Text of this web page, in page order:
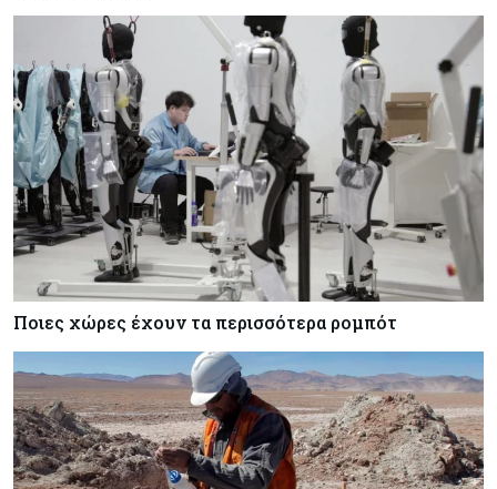
Ποιες χώρες έχουν τα περισσότερα ρομπότ